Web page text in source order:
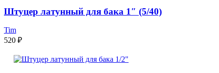
Штуцер латунный для бака 1″ (5/40)
Tim
520 ₽